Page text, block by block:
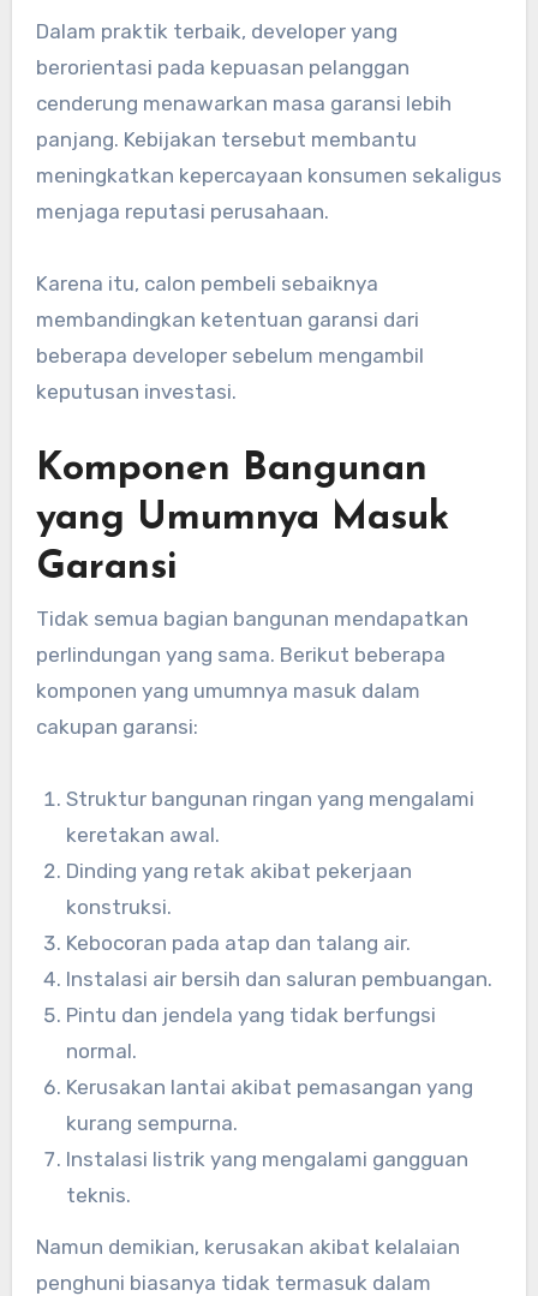
Dalam praktik terbaik, developer yang
berorientasi pada kepuasan pelanggan
cenderung menawarkan masa garansi lebih
panjang. Kebijakan tersebut membantu
meningkatkan kepercayaan konsumen sekaligus
menjaga reputasi perusahaan.
Karena itu, calon pembeli sebaiknya
membandingkan ketentuan garansi dari
beberapa developer sebelum mengambil
keputusan investasi.
Komponen Bangunan
yang Umumnya Masuk
Garansi
Tidak semua bagian bangunan mendapatkan
perlindungan yang sama. Berikut beberapa
komponen yang umumnya masuk dalam
cakupan garansi:
Struktur bangunan ringan yang mengalami
keretakan awal.
Dinding yang retak akibat pekerjaan
konstruksi.
Kebocoran pada atap dan talang air.
Instalasi air bersih dan saluran pembuangan.
Pintu dan jendela yang tidak berfungsi
normal.
Kerusakan lantai akibat pemasangan yang
kurang sempurna.
Instalasi listrik yang mengalami gangguan
teknis.
Namun demikian, kerusakan akibat kelalaian
penghuni biasanya tidak termasuk dalam